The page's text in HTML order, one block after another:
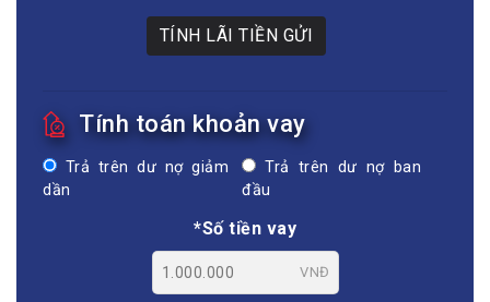
TÍNH LÃI TIỀN GỬI
Tính toán khoản vay
Trả trên dư nợ giảm
dần
Trả trên dư nợ ban
đầu
*Số tiền vay
VNĐ